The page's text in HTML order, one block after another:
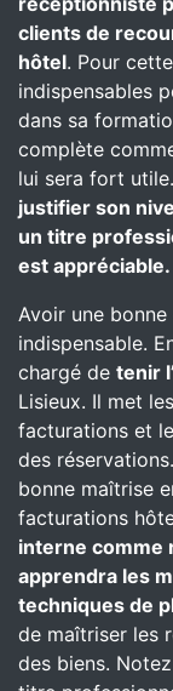
clients de
hôtel. Pour
indispensables
dans sa
complète
lui sera fort
justifier son
un titre
est appréciable.
Avoir une
indispensable.
chargé de tenir
Lisieux. Il met
facturations et
des
bonne maîtrise
facturations
interne comme
apprendra les
techniques de
de maîtriser les
des biens.